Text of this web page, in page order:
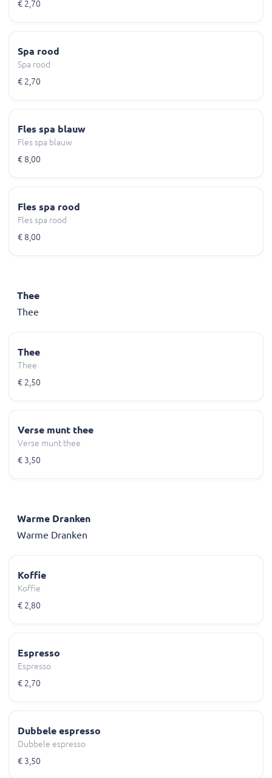
€ 2,70
Spa rood
Spa rood
€ 2,70
Fles spa blauw
Fles spa blauw
€ 8,00
Fles spa rood
Fles spa rood
€ 8,00
Thee
Thee
Thee
Thee
€ 2,50
Verse munt thee
Verse munt thee
€ 3,50
Warme Dranken
Warme Dranken
Koffie
Koffie
€ 2,80
Espresso
Espresso
€ 2,70
Dubbele espresso
Dubbele espresso
€ 3,50